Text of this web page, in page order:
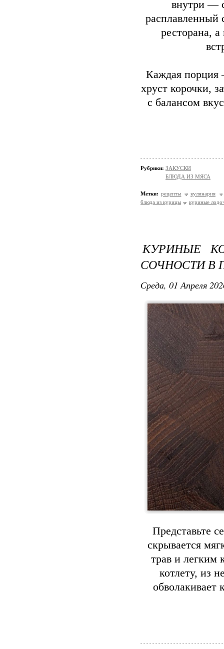
внутри —
ресторана,
Каждая порция
хруст корочки,
с балансом
Рубрики: ЗАКУСКИ
БЛЮДА ИЗ МЯСА
Метки: рецепты
кулинария
блюда из курицы
куриные
КУРИНЫЕ
СОЧНОСТИ В
Среда, 01 Апреля
Представьте
скрывается
трав и легким
котлету, из
обволакивает